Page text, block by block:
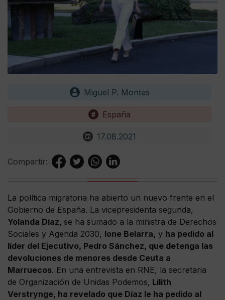
Miguel P. Montes
España
17.08.2021
Compartir:
La política migratoria ha abierto un nuevo frente en el
Gobierno de España. La vicepresidenta segunda,
Yolanda Díaz, se ha sumado a la ministra de Derechos
Sociales y Agenda 2030, Ione Belarra, y ha pedido al
líder del Ejecutivo, Pedro Sánchez, que detenga las
devoluciones de menores desde Ceuta a
Marruecos. En una entrevista en RNE, la secretaria
de Organización de Unidas Podemos, Lilith
Verstrynge, ha revelado que Díaz le ha pedido al